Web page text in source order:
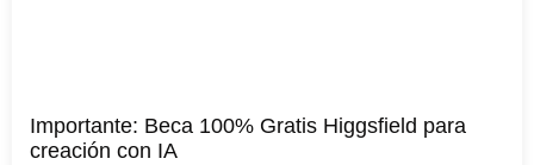
Importante: Beca 100% Gratis Higgsfield para
creación con IA